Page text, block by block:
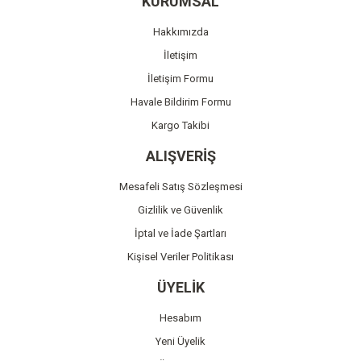
Ürün bilgilerinde hatalar bulunuyor.
Ürün fiyatı diğer sitelerden daha pahalı.
Bu ürüne benzer farklı alternatifler olmalı.
Gönder
Hakkımızda
İletişim
İletişim Formu
Havale Bildirim Formu
Kargo Takibi
ALIŞVERİŞ
Mesafeli Satış Sözleşmesi
Gizlilik ve Güvenlik
İptal ve İade Şartları
Kişisel Veriler Politikası
ÜYELİK
Hesabım
Yeni Üyelik